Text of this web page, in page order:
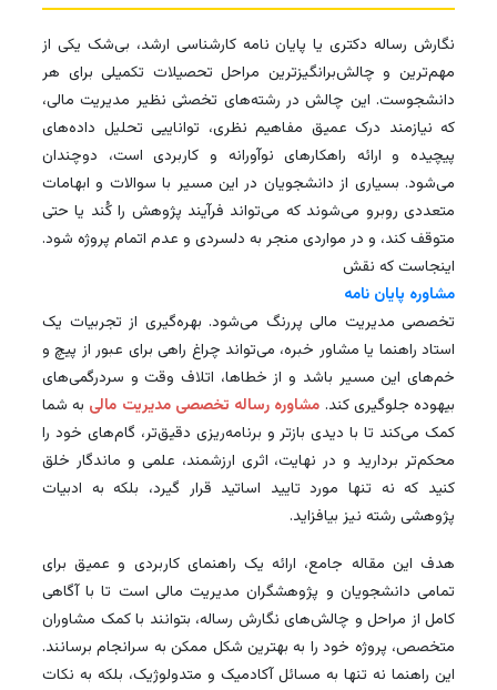
نگارش رساله دکتری یا پایان نامه کارشناسی ارشد، بی‌شک یکی از
مهم‌ترین و چالش‌برانگیزترین مراحل تحصیلات تکمیلی برای هر
دانشجوست. این چالش در رشته‌های تخصثی نظیر مدیریت مالی،
که نیازمند درک عمیق مفاهیم نظری، تواناییی تحلیل داده‌های
پیچیده و ارائه راهکارهای نوآورانه و کاربردی است، دوچندان
می‌شود. بسیاری از دانشجویان در این مسیر با سوالات و ابهامات
متعددی روبرو می‌شوند که می‌تواند فرآیند پژوهش را کُند یا حتی
متوقف کند، و در مواردی منجر به دلسردی و عدم اتمام پروژه شود.
اینجاست که نقش
مشاوره پایان نامه
تخصصی مدیریت مالی پررنگ می‌شود. بهره‌گیری از تجربیات یک
استاد راهنما یا مشاور خبره، می‌تواند چراغ راهی برای عبور از پیچ و
خم‌های این مسیر باشد و از خطاها، اتلاف وقت و سردرگمی‌های
بیهوده جلوگیری کند.مشاوره رساله تخصصی مدیریت مالیبه شما
کمک می‌کند تا با دیدی بازتر و برنامه‌ریزی دقیق‌تر، گام‌های خود را
محکم‌تر بردارید و در نهایت، اثری ارزشمند، علمی و ماندگار خلق
کنید که نه تنها مورد تایید اساتید قرار گیرد، بلکه به ادبیات
پژوهشی رشته نیز بیافزاید.
هدف این مقاله جامع، ارائه یک راهنمای کاربردی و عمیق برای
تمامی دانشجویان و پژوهشگران مدیریت مالی است تا با آگاهی
کامل از مراحل و چالش‌های نگارش رساله، بتوانند با کمک مشاوران
متخصص، پروژه‌ خود را به بهترین شکل ممکن به سرانجام برسانند.
این راهنما نه تنها به مسائل آکادمیک و متدولوژیک، بلکه به نکات